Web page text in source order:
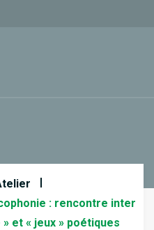
: rencontre inter
et « jeux » poétiques